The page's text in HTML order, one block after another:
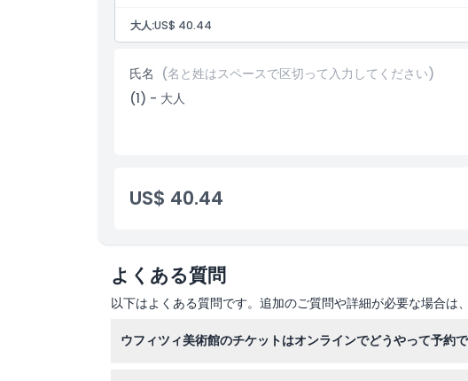
注意事項
場所
引換方法
交通費
その他の個人的費用
ウフィツィ美術館の入場優先チケット
フレンドリーなスタッフとの待ち合わせと簡単なチケット引き換え
予約手数料
大人:US$ 40.44
氏名 (名と姓はスペースで区切って入力してください)
(1) - 大人
US$ 40.44
よくある質問
以下はよくある質問です。追加のご質問や詳細が必要な場合は
ウフィツィ美術館のチケットはオンラインでどうやって予約